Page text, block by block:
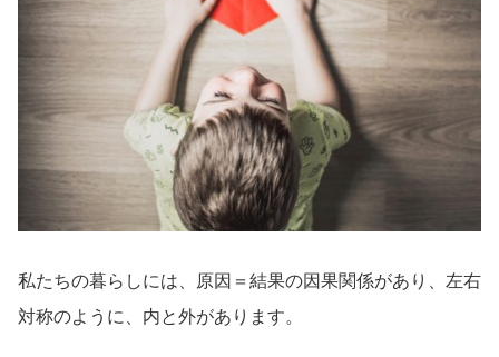
私たちの暮らしには、原因＝結果の因果関係があり、左右
対称のように、内と外があります。